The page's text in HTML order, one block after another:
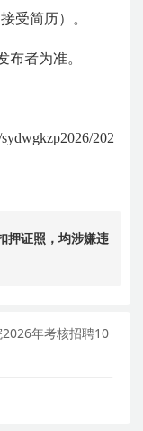
受简历）。
布者为准。
202
押证照，均涉嫌违
年考核招聘10